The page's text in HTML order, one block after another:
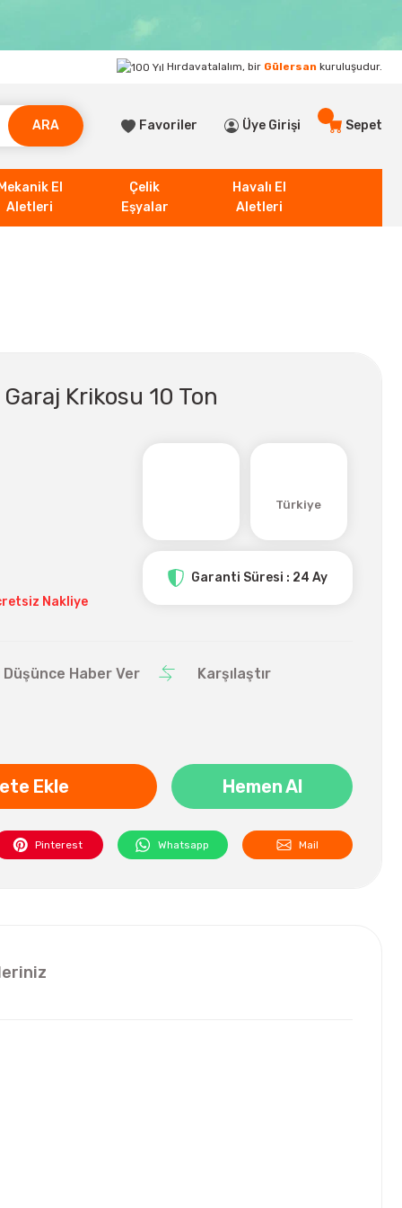
Hırdavatalalım, bir Gülersan kuruluşudur.
ARA Favoriler Üye Girişi Sepet
Mekanik El
Aletleri
Çelik
Eşyalar
Havalı El
Aletleri
Krikosu 10 Ton
Nakliye
Türkiye
Garanti Süresi : 24 Ay
Düşünce Haber Ver Karşılaştır
Ekle Hemen Al
Pinterest Whatsapp Mail